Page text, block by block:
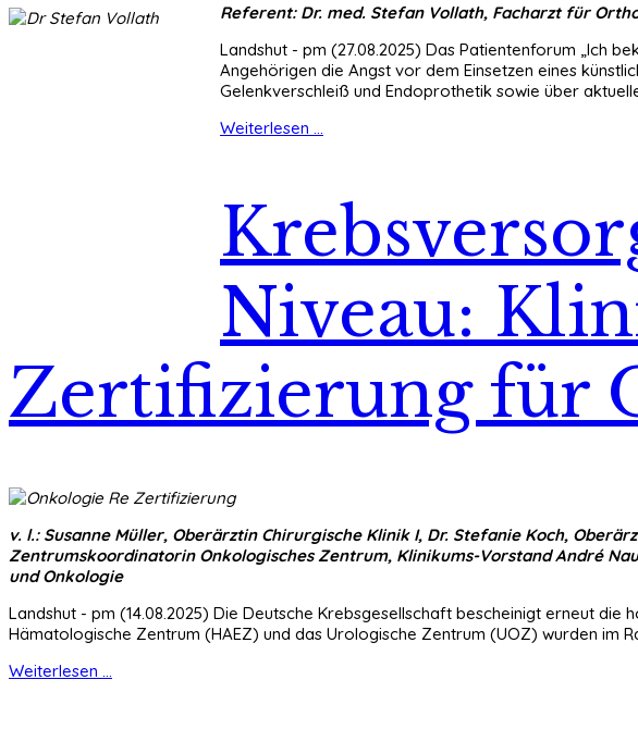
Referent: Dr. med. Stefan Vollath, Facharzt für
Landshut - pm (27.08.2025) Das Patientenforum „Ich
Angehörigen die Angst vor dem Einsetzen eines
Gelenkverschleiß und Endoprothetik sowie über
Weiterlesen ...
Niveau:
Zertifizierung für
v. l.: Susanne Müller, Oberärztin Chirurgische Klinik I, Dr. Stefanie Koch,
Zentrumskoordinatorin Onkologisches Zentrum, Klinikums-Vorstand André
und Onkologie
Landshut - pm (14.08.2025) Die Deutsche Krebsgesellschaft bescheinigt erneut
Hämatologische Zentrum (HAEZ) und das Urologische Zentrum (UOZ) wurden im
Weiterlesen ...